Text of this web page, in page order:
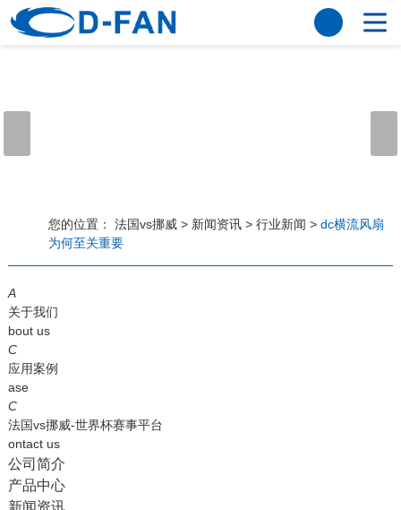
法国vs挪威
应用案例
工程案例
解决方案
新闻资讯
法国vs挪威
行业资讯
常见问题
法国vs挪威-世界杯赛事平台
您的位置： 法国vs挪威> 新闻资讯> 行业新闻 > dc横流风扇
为何至关重要
A
关于我们
bout us
C
应用案例
ase
C
法国vs挪威-世界杯赛事平台
ontact us
公司简介
产品中心
新闻资讯